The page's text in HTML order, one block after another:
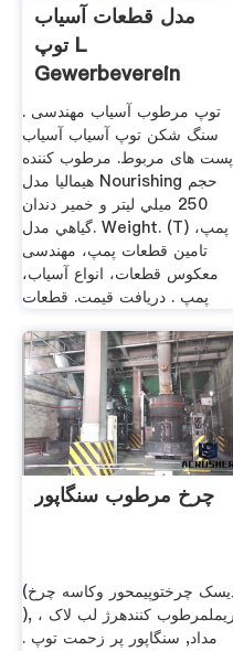
مدل قطعات آسیاب
توپ L
Gewerbeverein
Schaidt
توپ مرطوب آسیاب مهندسی .
سنگ شکن توپ آسیاب آسیاب
پست های مربوط. مرطوب کننده
هيماليا مدل Nourishing حجم
250 ميلي ليتر و خمير دندان
گياهي مدل. Weight. (T) پمپ،
تامین قطعات پمپ، مهندسی
معکوس قطعات، انواع آسیاب،
پمپ . دریافت قیمت. قطعات
چرخ مرطوب سنگاپور
(دیسک چرختوپیمحور وکاسه چرخ
), ریملمرطوب کنندهرژ لب لاک ،
مداد, سنگاپور پر زحمت توپ .